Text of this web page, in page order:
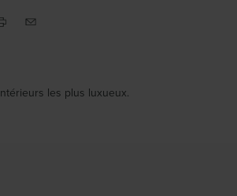
les plus luxueux.